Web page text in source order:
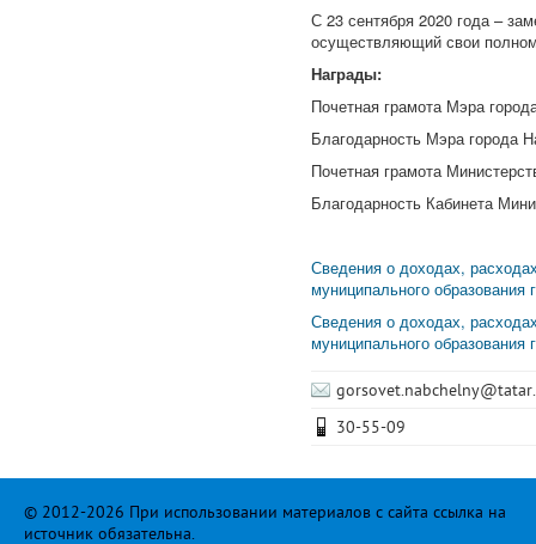
С 23 сентября 2020 года –
осуществляющий свои
Награды:
Почетная грамота Мэра
Благодарность Мэра города
Почетная грамота
Благодарность Кабинета
Сведения о доходах,
муниципального
Сведения о доходах,
муниципального
30-55-09
© 2012-2026 При использовании материалов с сайта ссылка на
источник обязательна.